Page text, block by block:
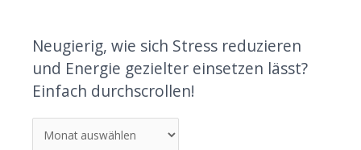
Neugierig, wie sich Stress reduzieren
und Energie gezielter einsetzen lässt?
Einfach durchscrollen!